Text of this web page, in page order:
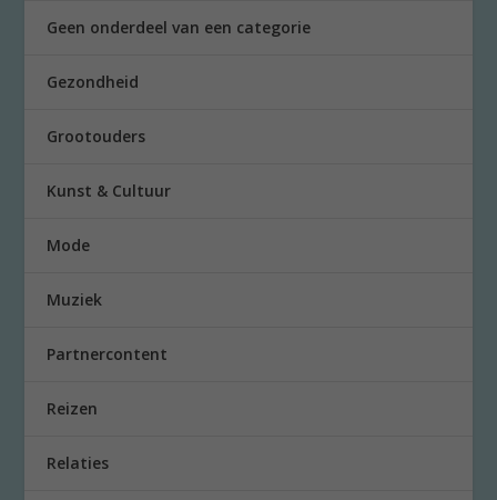
Geen onderdeel van een categorie
Gezondheid
Grootouders
Kunst & Cultuur
Mode
Muziek
Partnercontent
Reizen
Relaties